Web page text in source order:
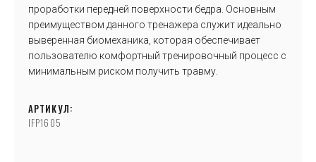
проработки передней поверхности бедра. Основным
преимуществом данного тренажера служит идеально
выверенная биомеханика, которая обеспечивает
пользователю комфортный тренировочный процесс с
минимальным риском получить травму.
АРТИКУЛ:
IFP1605